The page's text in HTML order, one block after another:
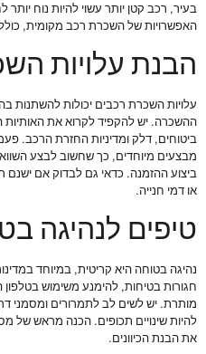
בעיר, רכב קטן יותר עשוי להיות נוח
האפשרויות של השכרת רכב מקומית,
הבנת עלויות
עלויות השכרת רכבים יכולות להשתנות
ההשכרה. יש להקפיד לקרוא את האותיות
ביטוחים, דלק ומדיניות החזרת הרכב.
מבצעים מיוחדים, כך שחשוב לבצע
ביצוע ההזמנה. כדאי גם לבדוק אם ישנם
או דמי חנייה.
טיפים לנהיגה
נהיגה בטוחה היא קריטית, במיוחד
חגורות בטיחות, להימנע משימוש בטלפון
מותרת. יש לשים לב לתמרורים ומסמני
להיות שינויים תכופים. הכנה מראש של
את הבנת הכיוונים.